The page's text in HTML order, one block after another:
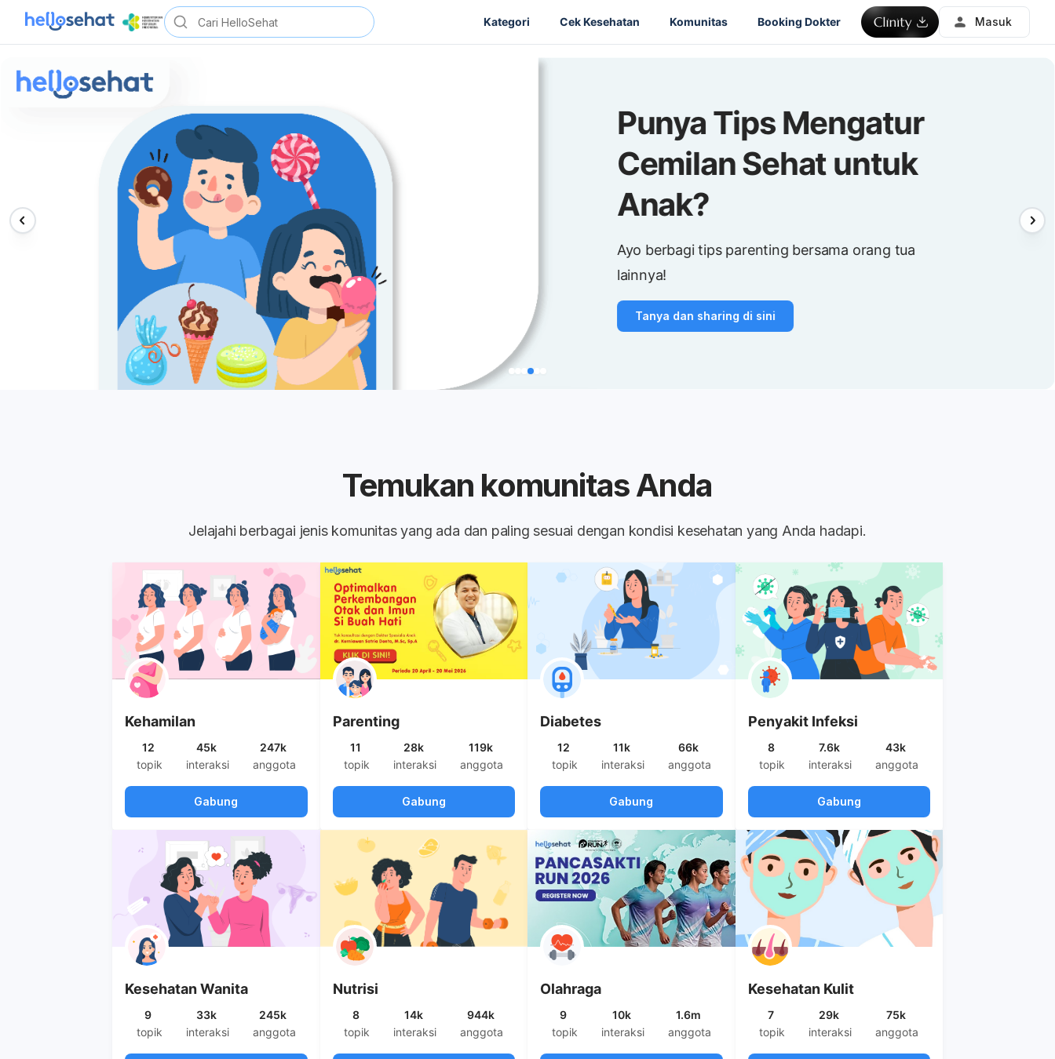
Kategori Cek Kesehatan Komunitas Booking Dokter Masuk
Punya Tips Mengatur
Cemilan Sehat untuk
Anak?
Ayo berbagi tips parenting bersama orang tua
lainnya!
Tanya dan sharing di sini
Temukan komunitas Anda
Jelajahi berbagai jenis komunitas yang ada dan paling sesuai dengan kondisi kesehatan yang Anda hadapi.
Kehamilan
12
topik
45k
interaksi
247k
anggota
Gabung
Parenting
11
topik
28k
interaksi
119k
anggota
Gabung
Diabetes
12
topik
11k
interaksi
66k
anggota
Gabung
Penyakit Infeksi
8
topik
7.6k
interaksi
43k
anggota
Gabung
Kesehatan Wanita
9
topik
33k
interaksi
245k
anggota
Nutrisi
8
topik
14k
interaksi
944k
anggota
Olahraga
9
topik
10k
interaksi
1.6m
anggota
Kesehatan Kulit
7
topik
29k
interaksi
75k
anggota